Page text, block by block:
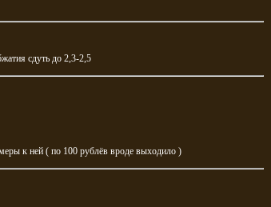
сдуть до 2,3-2,5
к ней ( по 100 рублёв вроде выходило )